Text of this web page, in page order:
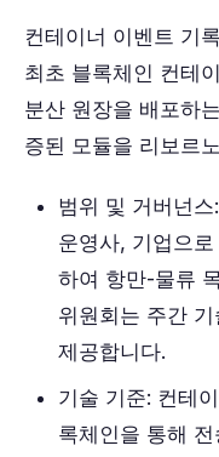
컨테이너 이벤트 기
최초 블록체인 컨테
분산 원장을 배포하
증된 모듈을 리보르
범위 및 거버넌
운영사, 기업으
하여 항만-물류
위원회는 주간
제공합니다.
기술 기준: 컨테
록체인을 통해